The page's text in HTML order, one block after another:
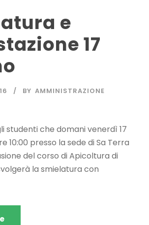
e
17
BY AMMINISTRAZIONE
studenti che domani venerdì 17
10:00 presso la sede di Sa Terra
del corso di Apicoltura di
la smielatura con